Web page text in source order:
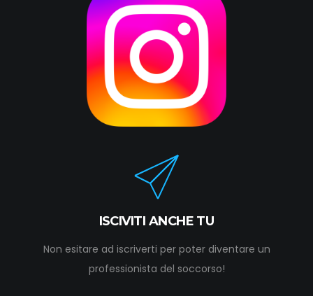
ISCIVITI ANCHE TU
Non esitare ad iscriverti per poter diventare un
professionista del soccorso!